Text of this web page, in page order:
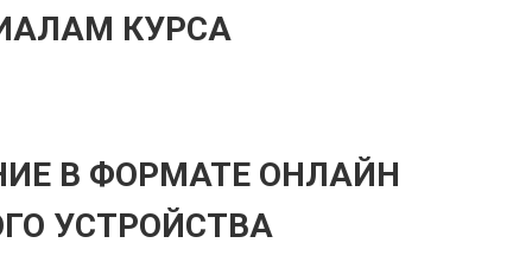
КУРСА
В ФОРМАТЕ ОНЛАЙН
УСТРОЙСТВА